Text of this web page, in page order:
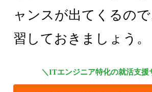
ャンスが出てくるの
習しておきましょう。
＼ITエンジニア特化の就活支援